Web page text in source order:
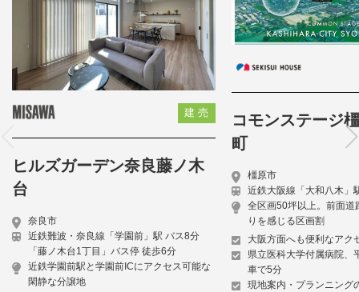
建 売
ヒルズガーデン奈良藤ノ木
台
奈良市
近鉄難波・奈良線「学園前」駅 バス8分
「藤ノ木台1丁目」バス停 徒歩6分
近鉄学園前駅と学園前ICにアクセス可能な
閑静な分譲地
コモンステージ
町
橿原市
近鉄大阪線「大和八木」
全区画50坪以上。前面道
りを感じる区画割
大阪方面へも便利なアク
県立医科大学付属病院、
車で5分
現地案内・プランニング